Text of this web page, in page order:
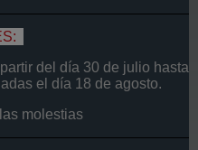
del día 30 de julio hasta
el día 18 de agosto.
molestias